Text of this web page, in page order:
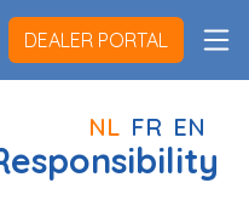
DEALER PORTAL
NL FR EN